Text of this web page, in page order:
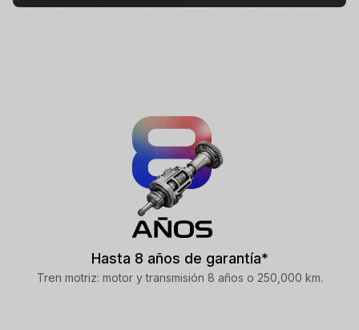
Hasta 8 años de garantía*
Tren motriz: motor y transmisión 8 años o 250,000 km.